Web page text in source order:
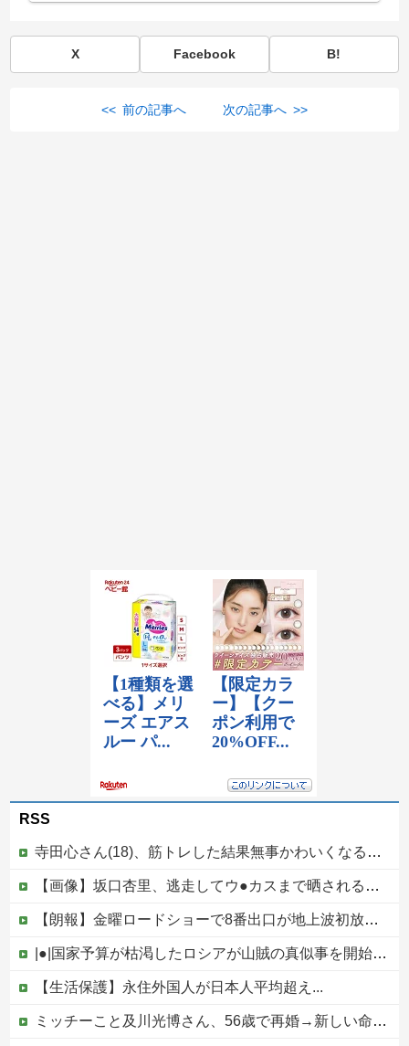
X Facebook B!
<< 前の記事へ 次の記事へ >>
RSS
寺田心さん(18)、筋トレした結果無事かわいくなる（※画像あり）
【画像】坂口杏里、逃走してウ●カスまで晒されるｗｗｗｗｗ
【朗報】金曜ロードショーで8番出口が地上波初放送wwwwwwwww
|●|国家予算が枯渇したロシアが山賊の真似事を開始、金銀貴金属じゃなくて自動車とかってところがリアリティありすぎる……
【生活保護】永住外国人が日本人平均超え...
ミッチーこと及川光博さん、56歳で再婚→新しい命まで授かるｗｗｗｗｗ